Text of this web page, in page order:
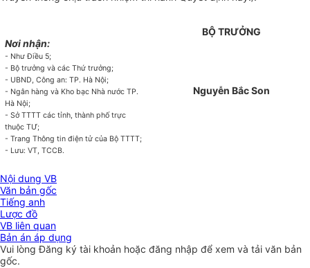
Nơi nhận:
- Như Điều 5;
- Bộ trưởng và các Thứ trưởng;
- UBND, Công an: TP. Hà Nội;
- Ngân hàng và Kho bạc Nhà nước TP.
Hà Nội;
- Sở TTTT các tỉnh, thành phố trực
thuộc TƯ;
- Trang Thông tin điện tử của Bộ TTTT;
- Lưu: VT, TCCB.
BỘ TRƯỞNG
Nguyễn Bắc Son
Nội dung VB
Văn bản gốc
Tiếng anh
Lược đồ
VB liên quan
Bản án áp dụng
Vui lòngĐăng ký tài khoản hoặc đăng nhập để xem và tải văn bản
gốc.